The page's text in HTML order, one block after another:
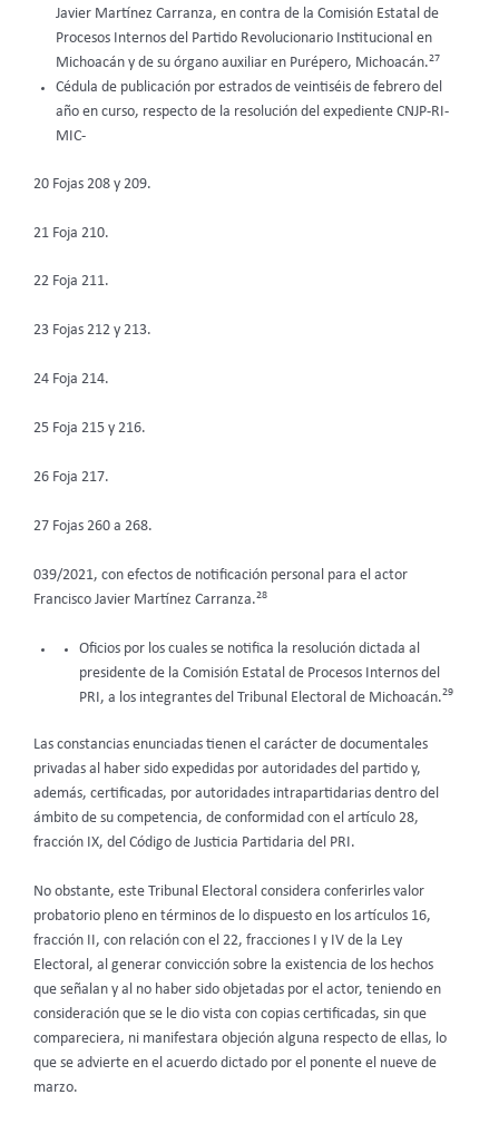
Javier Martínez Carranza, en contra de la Comisión Estatal de
Procesos Internos del Partido Revolucionario Institucional en
Michoacán y de su órgano auxiliar en Purépero, Michoacán.27
Cédula de publicación por estrados de veintiséis de febrero del
año en curso, respecto de la resolución del expediente CNJP-RI-
MIC-
20 Fojas 208 y 209.
21 Foja 210.
22 Foja 211.
23 Fojas 212 y 213.
24 Foja 214.
25 Foja 215 y 216.
26 Foja 217.
27 Fojas 260 a 268.
039/2021, con efectos de notificación personal para el actor
Francisco Javier Martínez Carranza.28
Oficios por los cuales se notifica la resolución dictada al
presidente de la Comisión Estatal de Procesos Internos del
PRI, a los integrantes del Tribunal Electoral de Michoacán.29
Las constancias enunciadas tienen el carácter de documentales
privadas al haber sido expedidas por autoridades del partido y,
además, certificadas, por autoridades intrapartidarias dentro del
ámbito de su competencia, de conformidad con el artículo 28,
fracción IX, del Código de Justicia Partidaria del PRI.
No obstante, este Tribunal Electoral considera conferirles valor
probatorio pleno en términos de lo dispuesto en los artículos 16,
fracción II, con relación con el 22, fracciones I y IV de la Ley
Electoral, al generar convicción sobre la existencia de los hechos
que señalan y al no haber sido objetadas por el actor, teniendo en
consideración que se le dio vista con copias certificadas, sin que
compareciera, ni manifestara objeción alguna respecto de ellas, lo
que se advierte en el acuerdo dictado por el ponente el nueve de
marzo.